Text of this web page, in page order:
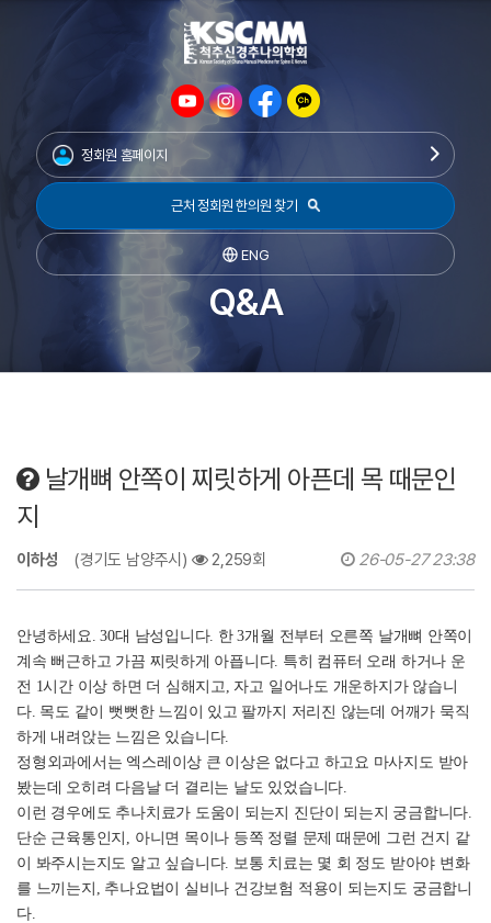
정회원 홈페이지
근처 정회원 한의원 찾기
ENG
Q&A
날개뼈 안쪽이 찌릿하게 아픈데 목 때문인
지
이하성 (경기도 남양주시) 2,259회 26-05-27 23:38
안녕하세요. 30대 남성입니다. 한 3개월 전부터 오른쪽 날개뼈 안쪽이
계속 뻐근하고 가끔 찌릿하게 아픕니다. 특히 컴퓨터 오래 하거나 운
전 1시간 이상 하면 더 심해지고, 자고 일어나도 개운하지가 않습니
다. 목도 같이 뻣뻣한 느낌이 있고 팔까지 저리진 않는데 어깨가 묵직
하게 내려앉는 느낌은 있습니다.
정형외과에서는 엑스레이상 큰 이상은 없다고 하고요 마사지도 받아
봤는데 오히려 다음날 더 결리는 날도 있었습니다.
이런 경우에도 추나치료가 도움이 되는지 진단이 되는지 궁금합니다.
단순 근육통인지, 아니면 목이나 등쪽 정렬 문제 때문에 그런 건지 같
이 봐주시는지도 알고 싶습니다. 보통 치료는 몇 회 정도 받아야 변화
를 느끼는지, 추나요법이 실비나 건강보험 적용이 되는지도 궁금합니
다.